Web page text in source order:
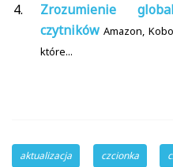
Zrozumienie
czytników Amazon,
które...
aktualizacja czcionka